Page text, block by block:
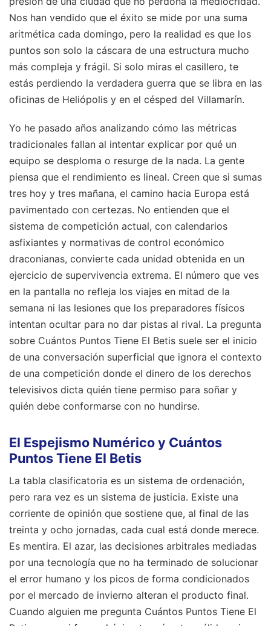
Nos han vendido que el éxito se mide por una suma
aritmética cada domingo, pero la realidad es que los
puntos son solo la cáscara de una estructura mucho
más compleja y frágil. Si solo miras el casillero, te
estás perdiendo la verdadera guerra que se libra en las
oficinas de Heliópolis y en el césped del Villamarín.
Yo he pasado años analizando cómo las métricas
tradicionales fallan al intentar explicar por qué un
equipo se desploma o resurge de la nada. La gente
piensa que el rendimiento es lineal. Creen que si sumas
tres hoy y tres mañana, el camino hacia Europa está
pavimentado con certezas. No entienden que el
sistema de competición actual, con calendarios
asfixiantes y normativas de control económico
draconianas, convierte cada unidad obtenida en un
ejercicio de supervivencia extrema. El número que ves
en la pantalla no refleja los viajes en mitad de la
semana ni las lesiones que los preparadores físicos
intentan ocultar para no dar pistas al rival. La pregunta
sobre Cuántos Puntos Tiene El Betis suele ser el inicio
de una conversación superficial que ignora el contexto
de una competición donde el dinero de los derechos
televisivos dicta quién tiene permiso para soñar y
quién debe conformarse con no hundirse.
El Espejismo Numérico y Cuántos
Puntos Tiene El Betis
La tabla clasificatoria es un sistema de ordenación,
pero rara vez es un sistema de justicia. Existe una
corriente de opinión que sostiene que, al final de las
treinta y ocho jornadas, cada cual está donde merece.
Es mentira. El azar, las decisiones arbitrales mediadas
por una tecnología que no ha terminado de solucionar
el error humano y los picos de forma condicionados
por el mercado de invierno alteran el producto final.
Cuando alguien me pregunta Cuántos Puntos Tiene El